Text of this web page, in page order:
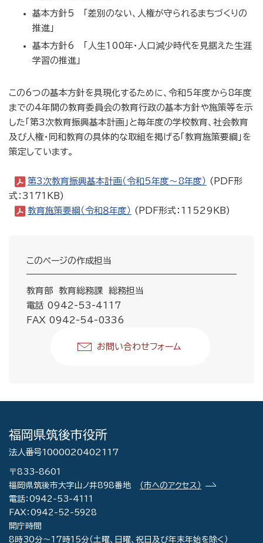
基本方針5 「差別のない、人権が守られるまちづくりの
推進」
基本方針6 「人生100年・人口減少時代を見据えた生涯
学習の推進」
この6つの基本方針を具現化するために、令和5年度から8年度
までの4年間の教育委員会の教育行政の基本方針や施策等を示
した「第3次教育振興基本計画」と毎年度の学校教育、社会教育
及び人権・同和教育の具体的な取組を掲げる「教育施策要綱」を
策定しています。
第3次教育振興基本計画（令和5年度～8年度） (PDF形
式：3171KB)
教育施策要綱（令和８年度） (PDF形式：11529KB)
このページの作成担当
教育部 教育総務課 総務担当
電話 0942-53-4117
FAX 0942-54-0336
お問い合わせフォーム
福岡県筑後市役所
法人番号1000020402117
〒833-8601
福岡県筑後市大字山ノ井898番地
（市へのアクセス）
電話：0942-53-4111
FAX：0942-52-5928
開庁時間
8時30分～17時15分（土曜、日曜、祝日及び年末年始を除く）